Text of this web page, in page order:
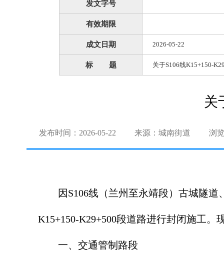
发文字号
有效期限
成文日期 2026-05-22
标 题 关于S106线K15+150-
关
发布时间：2026-05-22 来源：城南街道 浏
因S106线（兰州至永靖段）古城隧
K15+150-K29+500段道路进行封闭施工。
一、交通管制路段